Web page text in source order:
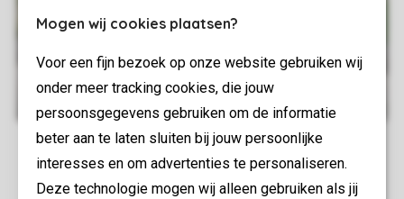
Mogen wij cookies plaatsen?
Voor een fijn bezoek op onze website gebruiken wij
onder meer tracking cookies, die jouw
persoonsgegevens gebruiken om de informatie
beter aan te laten sluiten bij jouw persoonlijke
interesses en om advertenties te personaliseren.
Deze technologie mogen wij alleen gebruiken als jij